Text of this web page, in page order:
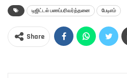
டிஜிட்டல் பணப்பரிவர்த்தனை பேடி­எம்
Share